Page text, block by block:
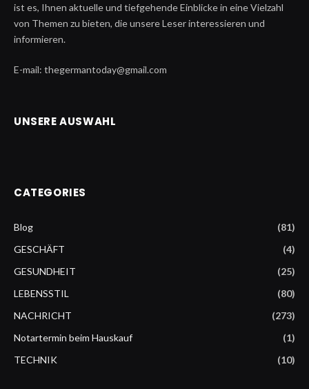
ist es, Ihnen aktuelle und tiefgehende Einblicke in eine Vielzahl
von Themen zu bieten, die unsere Leser interessieren und
informieren.
E-mail: thegermantoday@gmail.com
UNSERE AUSWAHL
CATEGORIES
Blog
(81)
GESCHÄFT
(4)
GESUNDHEIT
(25)
LEBENSSTIL
(80)
NACHRICHT
(273)
Notartermin beim Hauskauf
(1)
TECHNIK
(10)